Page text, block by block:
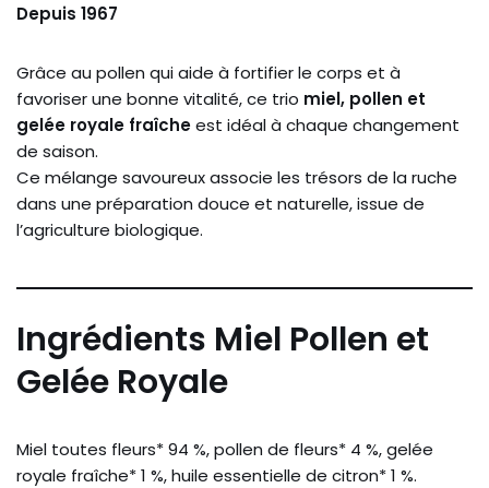
Depuis 1967
Grâce au pollen qui aide à fortifier le corps et à
favoriser une bonne vitalité, ce trio miel, pollen et
gelée royale fraîcheest idéal à chaque changement
de saison.
Ce mélange savoureux associe les trésors de la ruche
dans une préparation douce et naturelle, issue de
l’agriculture biologique.
Ingrédients Miel Pollen et
Gelée Royale
Miel toutes fleurs* 94 %, pollen de fleurs* 4 %, gelée
royale fraîche* 1 %, huile essentielle de citron* 1 %.